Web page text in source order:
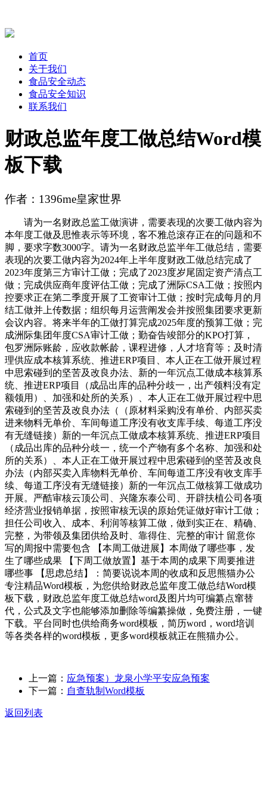
首页
关于我们
食品安全动态
食品安全知识
联系我们
财政总监年度工做总结Word模
板下载
作者：1396me皇家世界
请为一名财政总监工做演讲，需要表现的次要工做内容为
本年度工做及思惟表示等环境，客不雅总滚存正在的问题和不
脚，要求字数3000字。请为一名财政总监半年工做总结，需要
表现的次要工做内容为2024年上半年度财政工做总结完成了
2023年度第三方审计工做；完成了2023度岁尾固定资产清点工
做；完成供应商年度评估工做；完成了洲际CSA工做；按照内
控要求正在第二季度开展了工资审计工做；按时完成每月的月
结工做并上传数据；组织每月运营阐发会并按照集团要求更新
会议内容。将来半年的工做打算完成2025年度的预算工做；完
成洲际集团年度CSA审计工做；勤奋告竣部分的KPO打算，
包罗洲际账龄，应收款帐龄，课程进修，人才培育等；及时清
理供应成本核算系统、推进ERP项目、本人正在工做开展过程
中思索碰到的坚苦及改良办法、新的一年沉点工做成本核算系
统、推进ERP项目（成品出库的品种分歧一，出产领料没有定
额领用）、加强和处所的关系）、本人正在工做开展过程中思
索碰到的坚苦及改良办法（（原材料采购没有单价、内部买卖
进来物料无单价、车间每道工序没有收支库手续、每道工序没
有无缝链接）新的一年沉点工做成本核算系统、推进ERP项目
（成品出库的品种分歧一，统一个产物有多个名称、加强和处
所的关系）、本人正在工做开展过程中思索碰到的坚苦及改良
办法（内部买卖入库物料无单价、车间每道工序没有收支库手
续、每道工序没有无缝链接）新的一年沉点工做核算工做成功
开展。严酷审核云顶公司、兴隆东泰公司、开辟扶植公司各项
经济营业报销单据，按照审核无误的原始凭证做好审计工做；
担任公司收入、成本、利润等核算工做，做到实正在、精确、
完整，为带领及集团供给及时、靠得住、完整的审计 留意你
写的周报中需要包含 【本周工做进展】本周做了哪些事，发
生了哪些成果 【下周工做放置】基于本周的成果下周要推进
哪些事 【思虑总结】：简要说说本周的收成和反思熊猫办公
专注精品Word模板，为您供给财政总监年度工做总结Word模
板下载，财政总监年度工做总结word及图片均可编纂点窜替
代，公式及文字也能够添加删除等编纂操做，免费注册，一键
下载。平台同时也供给商务word模板，简历word，word培训
等各类各样的word模板，更多word模板就正在熊猫办公。
上一篇： 应急预案）龙泉小学平安应急预案
下一篇： 自查轨制Word模板
返回列表